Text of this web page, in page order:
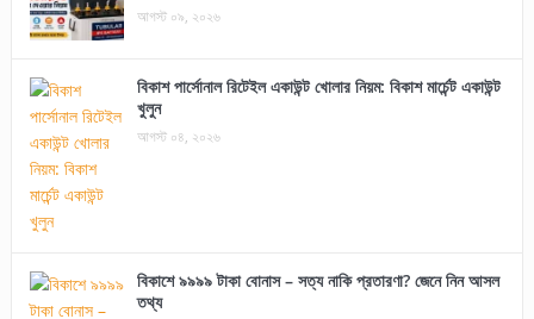
আগস্ট ০৯, ২০২৬
বিকাশ পার্সোনাল রিটেইল একাউন্ট খোলার নিয়ম: বিকাশ মার্চেন্ট একাউন্ট
খুলুন
আগস্ট ০৪, ২০২৬
বিকাশে ৯৯৯৯ টাকা বোনাস – সত্য নাকি প্রতারণা? জেনে নিন আসল
তথ্য